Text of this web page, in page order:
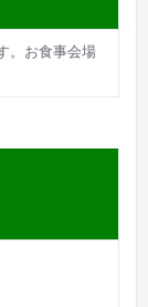
。お食事会場